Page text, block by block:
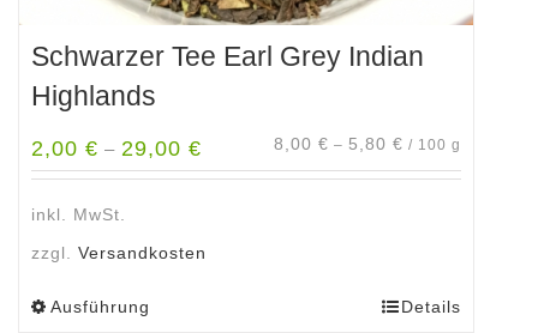
Schwarzer Tee Earl Grey Indian
Highlands
2,00 € – 29,00 € 8,00 € – 5,80 € / 100 g
inkl. MwSt.
zzgl. Versandkosten
Ausführung Details